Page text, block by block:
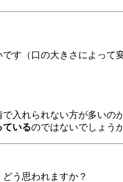
す（口の大きさによって
入れられない方が多いの
ているのではないでしょうか
う思われますか？